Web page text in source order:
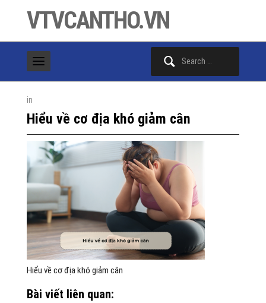
VTVCANTHO.VN
in
Hiểu về cơ địa khó giảm cân
Hiểu về cơ địa khó giảm cân
Bài viết liên quan: